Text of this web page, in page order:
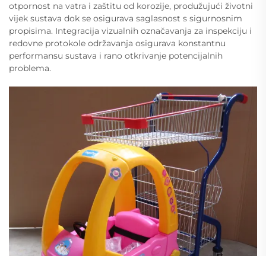
otpornost na vatra i zaštitu od korozije, produžujući životni
vijek sustava dok se osigurava saglasnost s sigurnosnim
propisima. Integracija vizualnih označavanja za inspekciju i
redovne protokole održavanja osigurava konstantnu
performansu sustava i rano otkrivanje potencijalnih
problema.